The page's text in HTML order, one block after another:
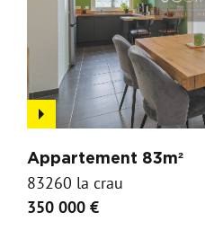
Appartement 83m²
83260 la crau
350 000 €